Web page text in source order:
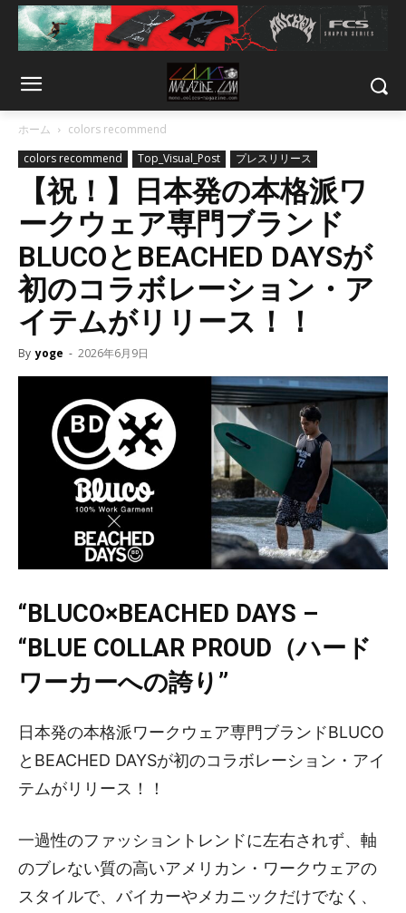
ホーム
colors recommend
colors recommend
Top_Visual_Post プレスリリース
【祝！】日本発の本格派ワ
ークウェア専門ブランド
BLUCOとBEACHED DAYSが
初のコラボレーション・ア
イテムがリリース！！
By yoge - 2026年6月9日
“BLUCO×BEACHED DAYS –
“BLUE COLLAR PROUD（ハード
ワーカーへの誇り”
日本発の本格派ワークウェア専門ブランドBLUCO
とBEACHED DAYSが初のコラボレーション・アイ
テムがリリース！！
一過性のファッショントレンドに左右されず、軸
のブレない質の高いアメリカン・ワークウェアの
スタイルで、バイカーやメカニックだけでなく、